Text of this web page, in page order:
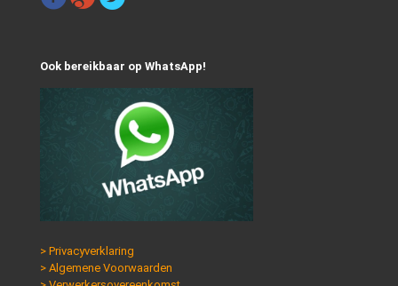
Ook bereikbaar op WhatsApp!
> Privacyverklaring
> Algemene Voorwaarden